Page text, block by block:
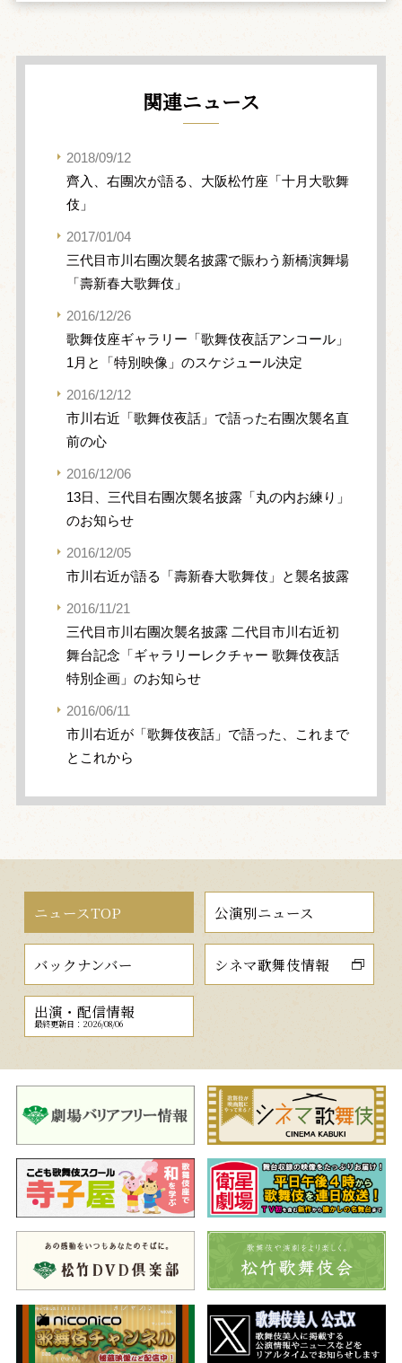
関連ニュース
2018/09/12
齊入、右團次が語る、大阪松竹座「十月大歌舞
伎」
2017/01/04
三代目市川右團次襲名披露で賑わう新橋演舞場
「壽新春大歌舞伎」
2016/12/26
歌舞伎座ギャラリー「歌舞伎夜話アンコール」
1月と「特別映像」のスケジュール決定
2016/12/12
市川右近「歌舞伎夜話」で語った右團次襲名直
前の心
2016/12/06
13日、三代目右團次襲名披露「丸の内お練り」
のお知らせ
2016/12/05
市川右近が語る「壽新春大歌舞伎」と襲名披露
2016/11/21
三代目市川右團次襲名披露 二代目市川右近初
舞台記念「ギャラリーレクチャー 歌舞伎夜話
特別企画」のお知らせ
2016/06/11
市川右近が「歌舞伎夜話」で語った、これまで
とこれから
ニュースTOP 公演別ニュース
バックナンバー シネマ歌舞伎情報
出演・配信情報
最終更新日：2026/08/06